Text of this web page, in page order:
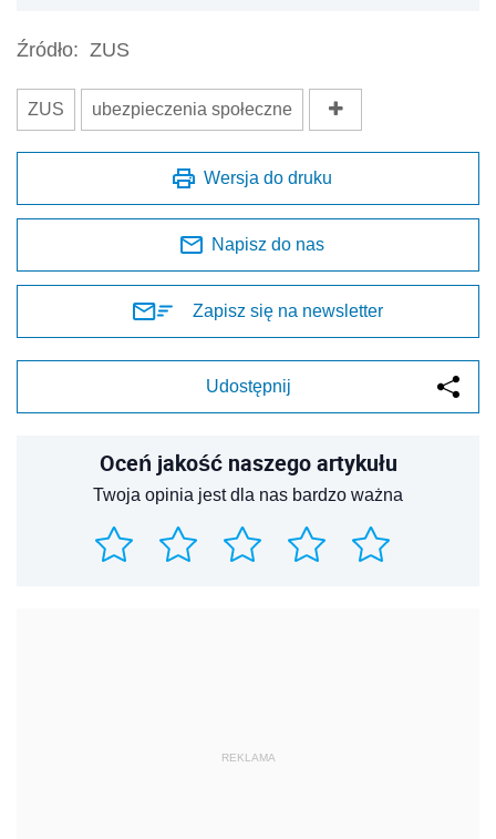
Źródło: ZUS
ZUS ubezpieczenia społeczne
Wersja do druku
Napisz do nas
Zapisz się na newsletter
Udostępnij
Oceń jakość naszego artykułu
Twoja opinia jest dla nas bardzo ważna
REKLAMA